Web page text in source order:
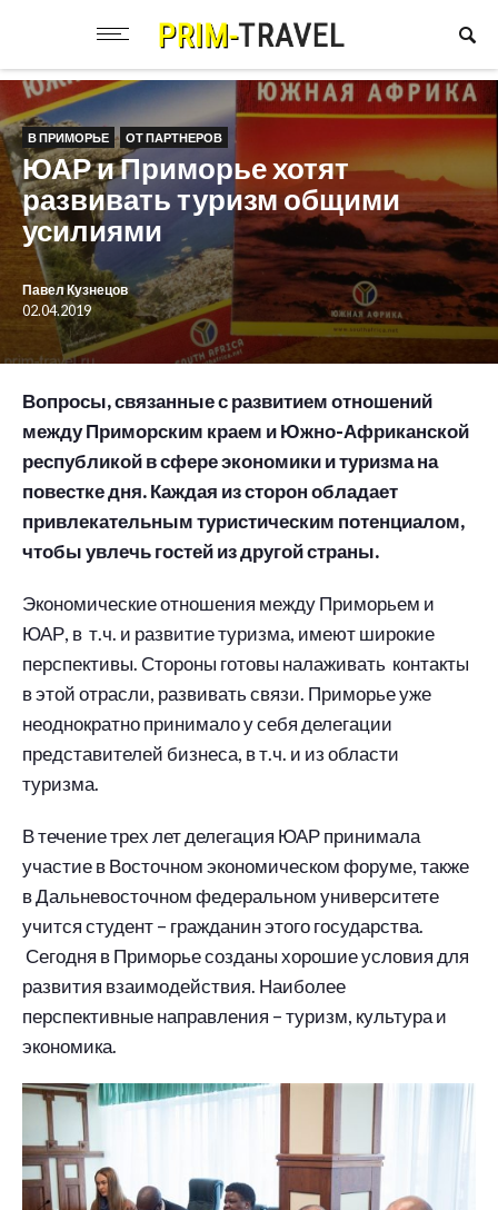
В ПРИМОРЬЕ ОТ ПАРТНЕРОВ
ЮАР и Приморье хотят
развивать туризм общими
усилиями
Павел Кузнецов
02.04.2019
Вопросы, связанные с развитием отношений
между Приморским краем и Южно-Африканской
республикой в сфере экономики и туризма на
повестке дня. Каждая из сторон обладает
привлекательным туристическим потенциалом,
чтобы увлечь гостей из другой страны.
Экономические отношения между Приморьем и
ЮАР, в т.ч. и развитие туризма, имеют широкие
перспективы. Стороны готовы налаживать контакты
в этой отрасли, развивать связи. Приморье уже
неоднократно принимало у себя делегации
представителей бизнеса, в т.ч. и из области
туризма.
В течение трех лет делегация ЮАР принимала
участие в Восточном экономическом форуме, также
в Дальневосточном федеральном университете
учится студент – гражданин этого государства.
Сегодня в Приморье созданы хорошие условия для
развития взаимодействия. Наиболее
перспективные направления – туризм, культура и
экономика.